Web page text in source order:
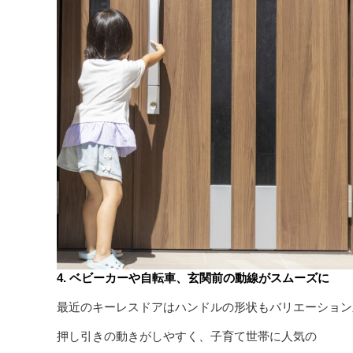
4. ベビーカーや自転車、玄関前の動線がスムーズに
最近のキーレスドアはハンドルの形状もバリエーショ
押し引きの動きがしやすく、子育て世帯に人気の